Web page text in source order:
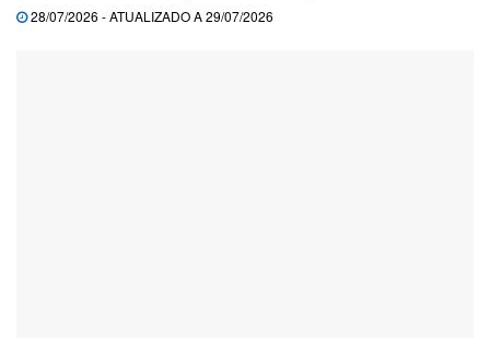
28/07/2026 - ATUALIZADO A 29/07/2026